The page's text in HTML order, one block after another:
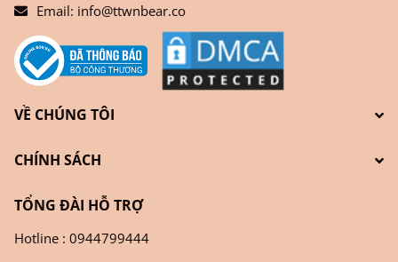
Email: info@ttwnbear.co
VỀ CHÚNG TÔI
CHÍNH SÁCH
TỔNG ĐÀI HỖ TRỢ
Hotline : 0944799444